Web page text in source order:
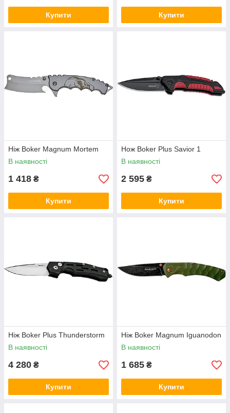
Купити Купити
Ніж Boker Magnum Mortem
В наявності
1 418 ₴
Купити
Нож Boker Plus Savior 1
В наявності
2 595 ₴
Купити
Ніж Boker Plus Thunderstorm
В наявності
4 280 ₴
Купити
Ніж Boker Magnum Iguanodon
В наявності
1 685 ₴
Купити